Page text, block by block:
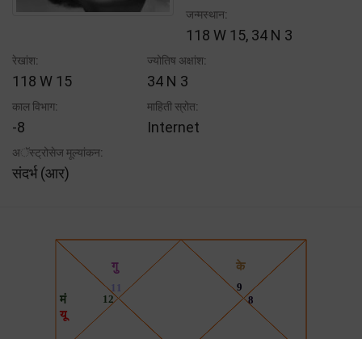
जन्मस्थान:
118 W 15, 34 N 3
रेखांश:
118 W 15
ज्योतिष अक्षांश:
34 N 3
काल विभाग:
-8
माहिती स्रोत:
Internet
अॅस्ट्रोसेज मूल्यांकन:
संदर्भ (आर)